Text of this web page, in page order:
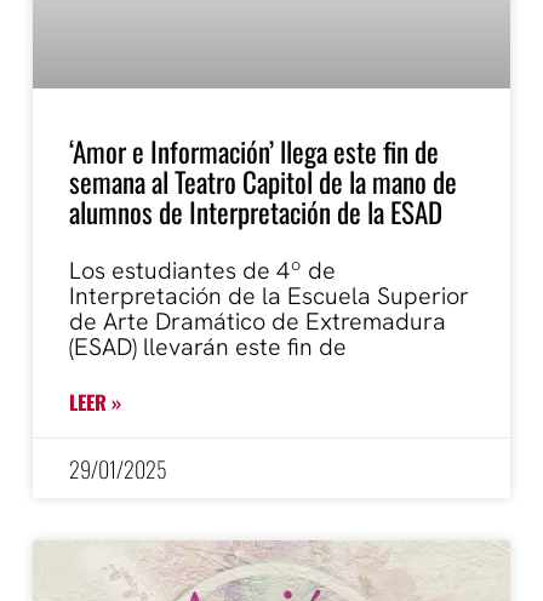
‘Amor e Información’ llega este fin de
semana al Teatro Capitol de la mano de
alumnos de Interpretación de la ESAD
Los estudiantes de 4º de
Interpretación de la Escuela Superior
de Arte Dramático de Extremadura
(ESAD) llevarán este fin de
LEER »
29/01/2025